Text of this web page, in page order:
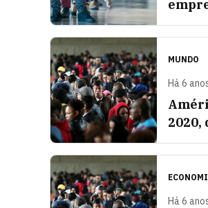
MUNDO
Há 6
2020,
Há 6